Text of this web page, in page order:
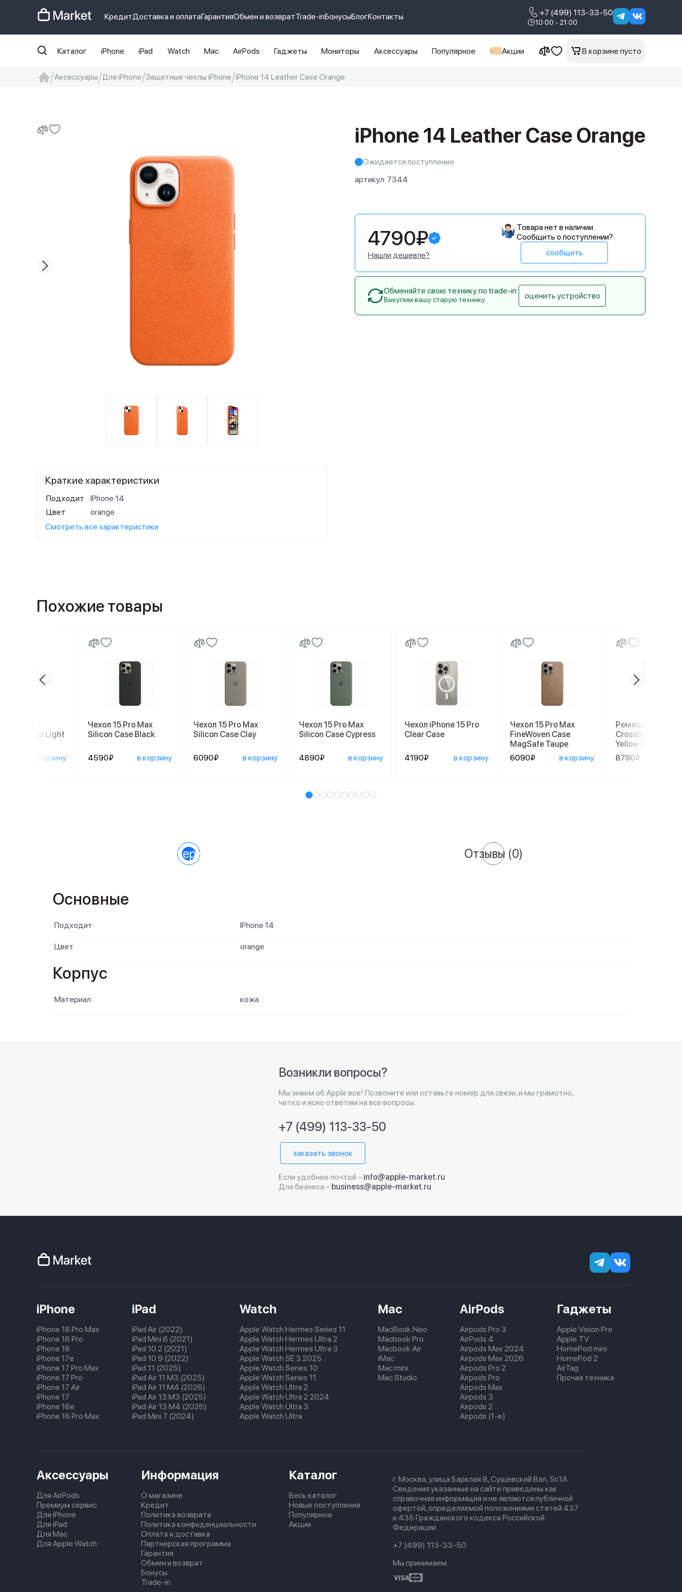
КредитДоставка и оплатаГарантияОбмен и возвратTrade-inБонусыБлогКонтакты +7 (499) 113-33-50
10:00 - 21:00
Каталог iPhone iPad Watch Mac AirPods Гаджеты Мониторы Аксессуары Популярное Акции В корзине пусто
Аксессуары Для iPhone Защитные чехлы iPhone iPhone 14 Leather Case Orange
iPhone 14 Leather Case Orange
Ожидается поступление
артикул: 7344
Краткие характеристики
Подходит
IPhone 14
Цвет
orange
Смотреть все характеристики
4790₽
Нашли дешевле?
Товара нет в наличии.
Сообщить о поступлении?
сообщить
Обменяйте свою технику по trade-in
Выкупим вашу старую технику оценить устройство
Похожие товары
Strap Light
в корзину
Чехол 15 Pro Max
Silicon Case Black
4590₽ в корзину
Чехол 15 Pro Max
Silicon Case Clay
6090₽ в корзину
Чехол 15 Pro Max
Silicon Case Cypress
4890₽ в корзину
Чехол iPhone 15 Pro
Clear Case
4190₽ в корзину
Чехол 15 Pro Max
FineWoven Case
MagSafe Taupe
6090₽
в корзину
Ремешок Apple
Crossbody Strap
Yellow MGGE4
8790₽
Характеристики Отзывы (0)
Основные
Подходит IPhone 14
Цвет orange
Корпус
Материал кожа
Возникли вопросы?
Мы знаем об Apple все! Позвоните или оставьте номер для связи, и мы грамотно,
четко и ясно ответим на все вопросы.
+7 (499) 113-33-50
заказать звонок
Если удобнее почтой – info@apple-market.ru
Для бизнеса – business@apple-market.ru
iPhone
iPhone 18 Pro Max
iPhone 18 Pro
iPhone 18
iPhone 17e
iPhone 17 Pro Max
iPhone 17 Pro
iPhone 17 Air
iPhone 17
iPhone 16e
iPhone 16 Pro Max
iPad
iPad Air (2022)
iPad Mini 6 (2021)
iPad 10.2 (2021)
iPad 10.9 (2022)
iPad 11 (2025)
iPad Air 11 M3 (2025)
iPad Air 11 M4 (2026)
iPad Air 13 M3 (2025)
iPad Air 13 M4 (2026)
iPad Mini 7 (2024)
Watch
Apple Watch Hermes Series 11
Apple Watch Hermes Ultra 2
Apple Watch Hermes Ultra 3
Apple Watch SE 3 2025
Apple Watch Series 10
Apple Watch Series 11
Apple Watch Ultra 2
Apple Watch Ultra 2 2024
Apple Watch Ultra 3
Apple Watch Ultra
Mac
MacBook Neo
Macbook Pro
Macbook Air
iMac
Mac mini
Mac Studio
AirPods
Airpods Pro 3
AirPods 4
Airpods Max 2024
Airpods Max 2026
Airpods Pro 2
Airpods Pro
Airpods Max
Airpods 3
Airpods 2
Airpods (1-е)
Гаджеты
Apple Vision Pro
Apple TV
HomePod mini
HomePod 2
AirTag
Прочая техника
Аксессуары
Для AirPods
Премиум сервис
Для iPhone
Для iPad
Для Mac
Для Apple Watch
Информация
О магазине
Кредит
Политика возврата
Политика конфиденциальности
Оплата и доставка
Партнерская программа
Гарантия
Обмен и возврат
Бонусы
Trade-in
Каталог
Весь каталог
Новые поступления
Популярное
Акции
г. Москва, улица Барклая 8, Сущевский Вал, 5с1А
Сведения указанные на сайте приведены как
справочная информация и не являются публичной
офертой, определяемой положениями статей 437
и 435 Гражданского кодекса Российской
Федерации.
+7 (499) 113-33-50
Мы принимаем: